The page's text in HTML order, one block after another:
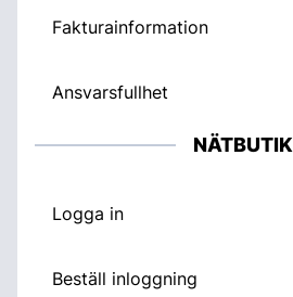
Fakturainformation
Ansvarsfullhet
NÄTBUTIK
Logga in
Beställ inloggning